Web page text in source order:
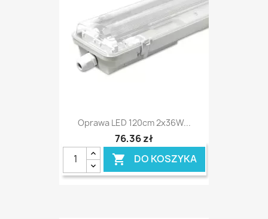
Oprawa LED 120cm 2x36W...
76,36 zł
 DO KOSZYKA